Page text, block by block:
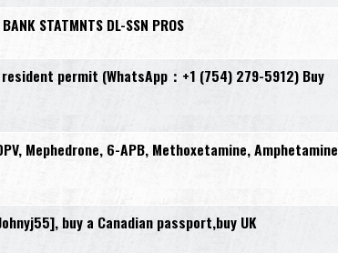
STATMNTS DL-SSN PROS
permit (WhatsApp：+1 (754) 279-5912) Buy
Mephedrone, 6-APB, Methoxetamine, Amphetamine
buy a Canadian passport,buy UK